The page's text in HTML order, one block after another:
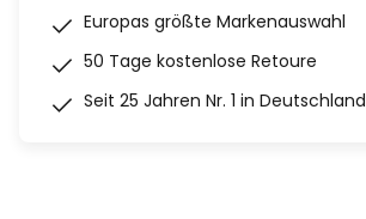
Europas größte Markenauswahl
50 Tage kostenlose Retoure
Seit 25 Jahren Nr. 1 in Deutschland